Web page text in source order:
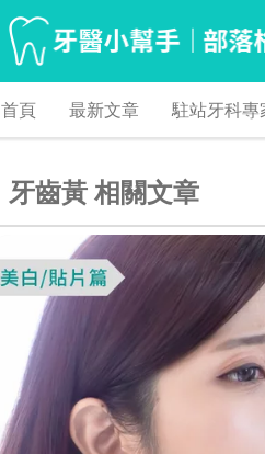
首頁 最新文章 駐站牙科專
牙齒黃 相關文章